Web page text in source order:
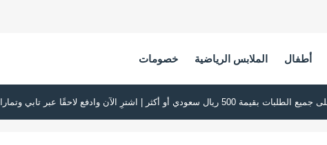
أطفال الملابس الرياضية خصومات